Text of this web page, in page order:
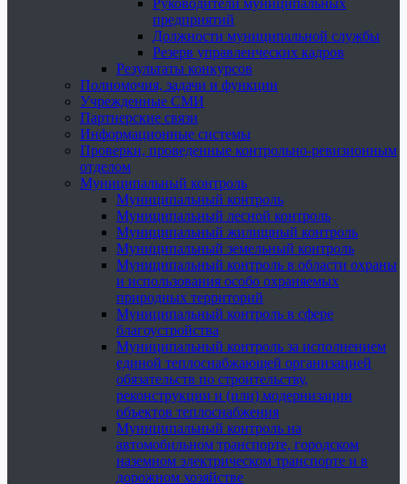
Руководители муниципальных
предприятий
Должности муниципальной службы
Резерв управленческих кадров
Результаты конкурсов
Полномочия, задачи и функции
Учрежденные СМИ
Партнерские связи
Информационные системы
Проверки, проведенные контрольно-ревизионным
отделом
Муниципальный контроль
Муниципальный контроль
Муниципальный лесной контроль
Муниципальный жилищный контроль
Муниципальный земельный контроль
Муниципальный контроль в области охраны
и использования особо охраняемых
природных территорий
Муниципальный контроль в сфере
благоустройства
Муниципальный контроль за исполнением
единой теплоснабжающей организацией
обязательств по строительству,
реконструкции и (или) модернизации
объектов теплоснабжения
Муниципальный контроль на
автомобильном транспорте, городском
наземном электрическом транспорте и в
дорожном хозяйстве